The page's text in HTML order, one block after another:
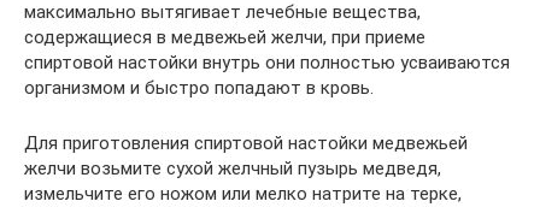
максимально вытягивает лечебные вещества,
содержащиеся в медвежьей желчи, при приеме
спиртовой настойки внутрь они полностью усваиваются
организмом и быстро попадают в кровь.
Для приготовления спиртовой настойки медвежьей
желчи возьмите сухой желчный пузырь медведя,
измельчите его ножом или мелко натрите на терке,